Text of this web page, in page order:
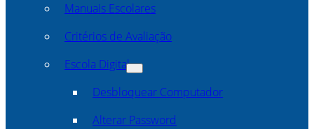
Manuais Escolares
Critérios de Avaliação
Escola Digital
Desbloquear Computador
Alterar Password